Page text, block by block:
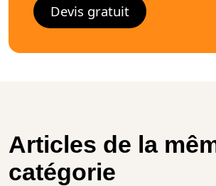
Devis gratuit
Articles de la
catégorie